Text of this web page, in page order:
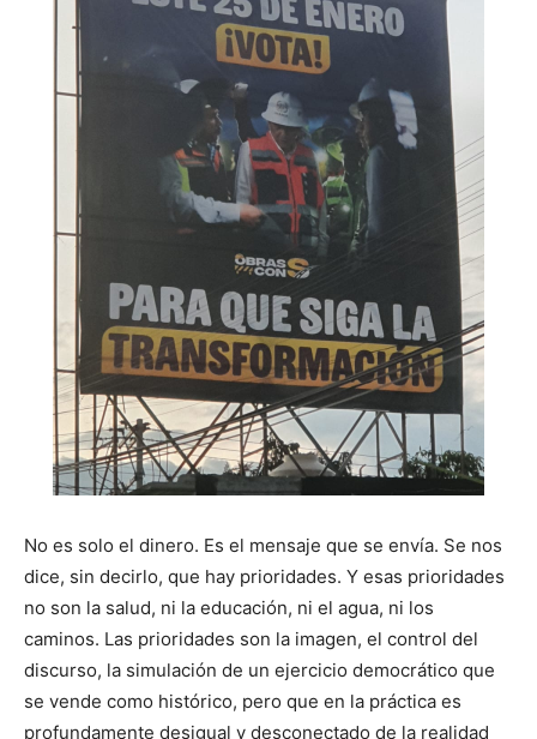
No es solo el dinero. Es el mensaje que se envía. Se nos
dice, sin decirlo, que hay prioridades. Y esas prioridades
no son la salud, ni la educación, ni el agua, ni los
caminos. Las prioridades son la imagen, el control del
discurso, la simulación de un ejercicio democrático que
se vende como histórico, pero que en la práctica es
profundamente desigual y desconectado de la realidad